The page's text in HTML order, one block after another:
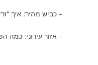
– כביש מהיר: איך
– אזור עירוני: כמה